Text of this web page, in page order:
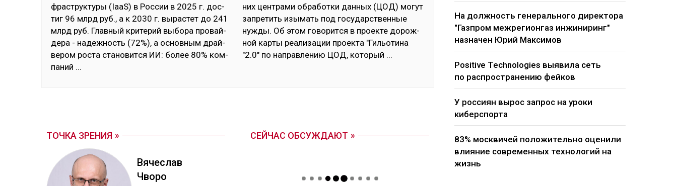
фраструк­ту­ры (IaaS) в Рос­сии в 2025 г. дос­
тиг 96 млрд руб., а к 2030 г. вы­рас­тет до 241
млрд руб. Глав­ный кри­терий вы­бора про­вай­
де­ра - на­деж­ность (72%), а ос­нов­ным драй­
ве­ром рос­та ста­новит­ся ИИ: бо­лее 80% ком­
па­ний ...
них цен­тра­ми об­ра­бот­ки дан­ных (ЦОД) мо­гут
зап­ре­тить изы­мать под го­сударс­твен­ные
нуж­ды. Об этом го­ворит­ся в проек­те до­рож­
ной кар­ты реа­ли­зации проек­та "Гиль­оти­на
"2.0" по нап­рав­ле­нию ЦОД, ко­торый ...
ТОЧКА ЗРЕНИЯ
Вя­чес­лав
Чво­ро
СЕЙЧАС ОБСУЖДАЮТ
На должность генерального директора
"Газпром межрегионгаз инжиниринг"
назначен Юрий Максимов
Positive Technologies выявила сеть
по распространению фейков
У россиян вырос запрос на уроки
киберспорта
83% москвичей положительно оценили
влияние современных технологий на
жизнь